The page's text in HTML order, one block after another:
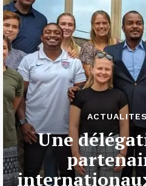
ACTUALITES
Une